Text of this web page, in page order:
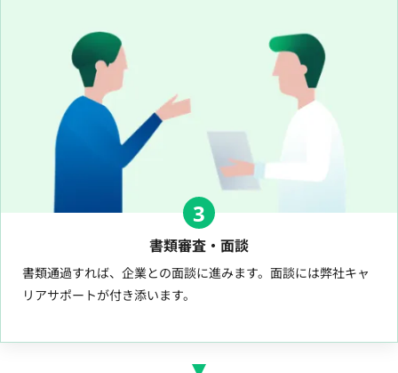
3
書類審査・面談
書類通過すれば、企業との面談に進みます。面談には弊社キャ
リアサポートが付き添います。